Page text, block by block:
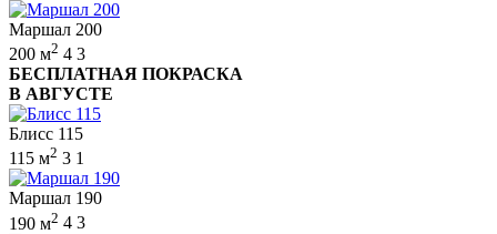
Маршал 200
200 м2 4 3
БЕСПЛАТНАЯ ПОКРАСКА
В АВГУСТЕ
Блисс 115
115 м2 3 1
Маршал 190
190 м2 4 3